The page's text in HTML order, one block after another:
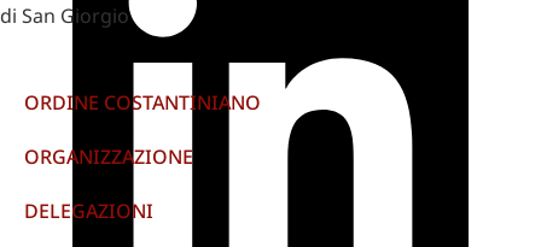
di San Giorgio
ORDINE COSTANTINIANO
ORGANIZZAZIONE
DELEGAZIONI